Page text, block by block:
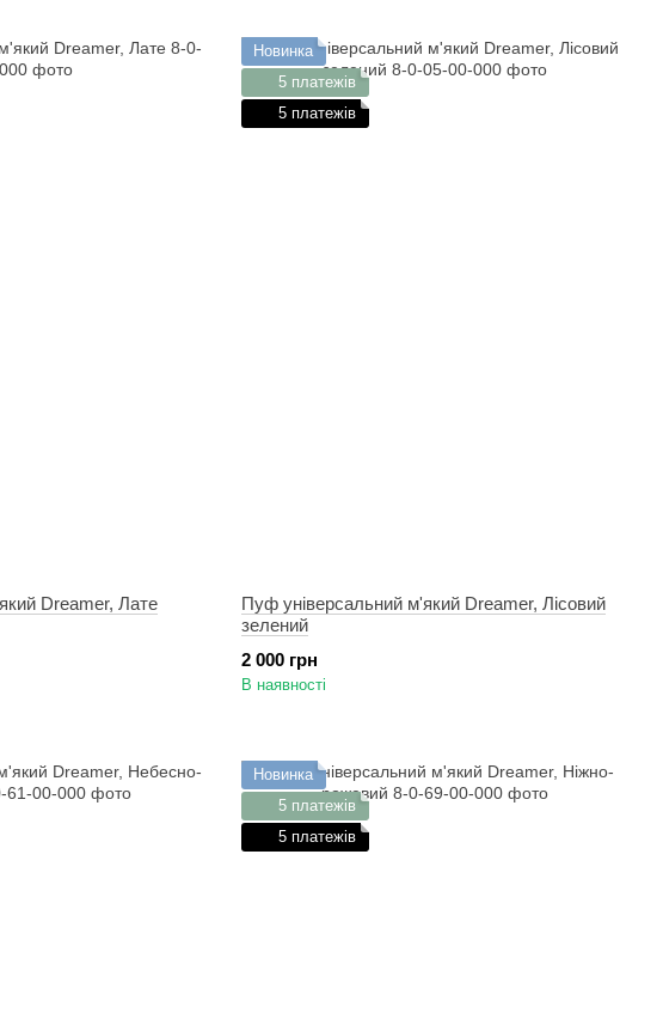
Dreamer, Лате
Новинка
5 платежів
5 платежів
Пуф універсальний м'який Dreamer, Лісовий
зелений
2 000 грн
В наявності
Новинка
5 платежів
5 платежів